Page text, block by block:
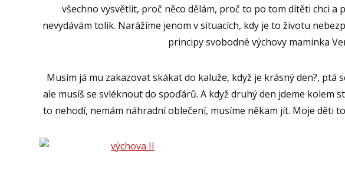
všechno vysvětlit, proč něco dělám, proč to po tom dítěti chci a
nevydávám tolik. Narážíme jenom v situacích, kdy je to životu
principy svobodné výchovy maminka
Musím já mu zakazovat skákat do kaluže, když je krásný den?, ptá
ale musíš se svléknout do spoďárů. A když druhý den jdeme kolem
to nehodí, nemám náhradní oblečení, musíme někam jít. Moje děti